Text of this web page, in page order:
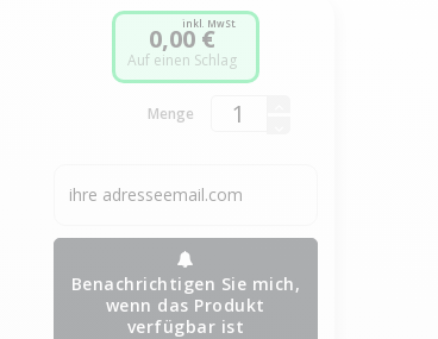
0,00 €
inkl. MwSt.
Auf einen Schlag
Menge
Benachrichtigen Sie mich,
wenn das Produkt
verfügbar ist